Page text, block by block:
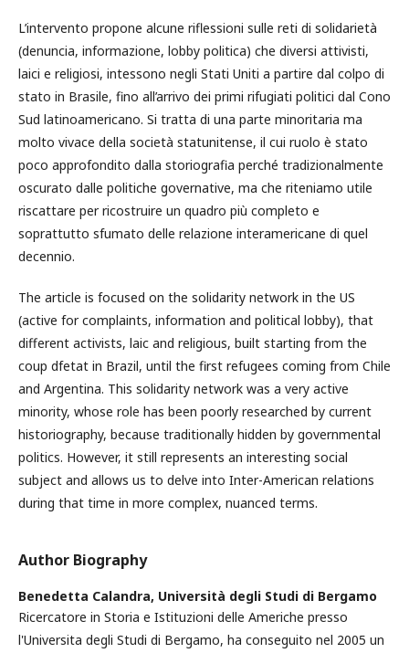
L’intervento propone alcune riflessioni sulle reti di solidarietà
(denuncia, informazione, lobby politica) che diversi attivisti,
laici e religiosi, intessono negli Stati Uniti a partire dal colpo di
stato in Brasile, fino all’arrivo dei primi rifugiati politici dal Cono
Sud latinoamericano. Si tratta di una parte minoritaria ma
molto vivace della società statunitense, il cui ruolo è stato
poco approfondito dalla storiografia perché tradizionalmente
oscurato dalle politiche governative, ma che riteniamo utile
riscattare per ricostruire un quadro più completo e
soprattutto sfumato delle relazione interamericane di quel
decennio.
The article is focused on the solidarity network in the US
(active for complaints, information and political lobby), that
different activists, laic and religious, built starting from the
coup dfetat in Brazil, until the first refugees coming from Chile
and Argentina. This solidarity network was a very active
minority, whose role has been poorly researched by current
historiography, because traditionally hidden by governmental
politics. However, it still represents an interesting social
subject and allows us to delve into Inter-American relations
during that time in more complex, nuanced terms.
Author Biography
Benedetta Calandra, Università degli Studi di Bergamo
Ricercatore in Storia e Istituzioni delle Americhe presso
l'Universita degli Studi di Bergamo, ha conseguito nel 2005 un